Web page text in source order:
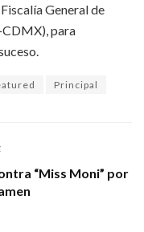
General de
CDMX), para
Principal
“Miss Moni” por